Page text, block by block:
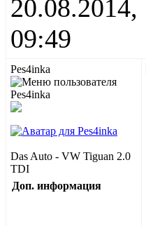
20.08.2014,
09:49
Pes4inka
Das Auto - VW Tiguan 2.0
TDI
Доп. информация